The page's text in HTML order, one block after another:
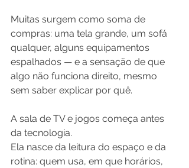
Muitas surgem como soma de
compras: uma tela grande, um sofá
qualquer, alguns equipamentos
espalhados — e a sensação de que
algo não funciona direito, mesmo
sem saber explicar por quê.
A sala de TV e jogos começa antes
da tecnologia.
Ela nasce da leitura do espaço e da
rotina: quem usa, em que horários,